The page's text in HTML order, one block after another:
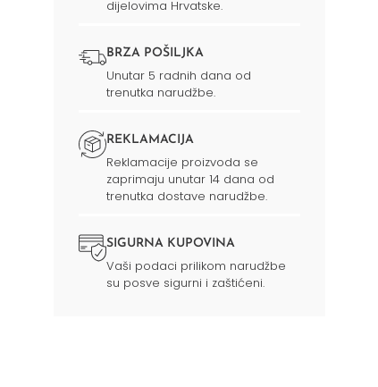
dijelovima Hrvatske.
BRZA POŠILJKA
Unutar 5 radnih dana od
trenutka narudžbe.
REKLAMACIJA
Reklamacije proizvoda se
zaprimaju unutar 14 dana od
trenutka dostave narudžbe.
SIGURNA KUPOVINA
Vaši podaci prilikom narudžbe
su posve sigurni i zaštićeni.